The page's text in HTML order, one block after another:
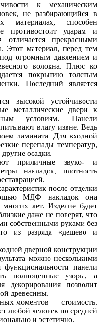
к механическим
не разбирающийся в
материалах, способен
ударам и
прекрасными
Этот материал, перед тем
огромным давлением и
волокна. Плюс ко
покрытию толстым
Последний является
высокой устойчивости
металлические двери к
условиям. Панели
влагу извне. Ведь
ламината. Для входной
перепады температур,
осадки.
приличные звуко- и
накладок, плотность
после отделки
МДФ накладок она
лет. Изделие будет
даже не поверят, что
собственными руками без
из разряда «дешево и
дверной конструкции
можно несколькими
функциональности панели
полноценные узоры, а
декорирования позволит
древесины.
моментов — стоимость.
любой человек по средней
и эстетично.